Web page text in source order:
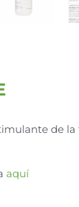
de la
aquí